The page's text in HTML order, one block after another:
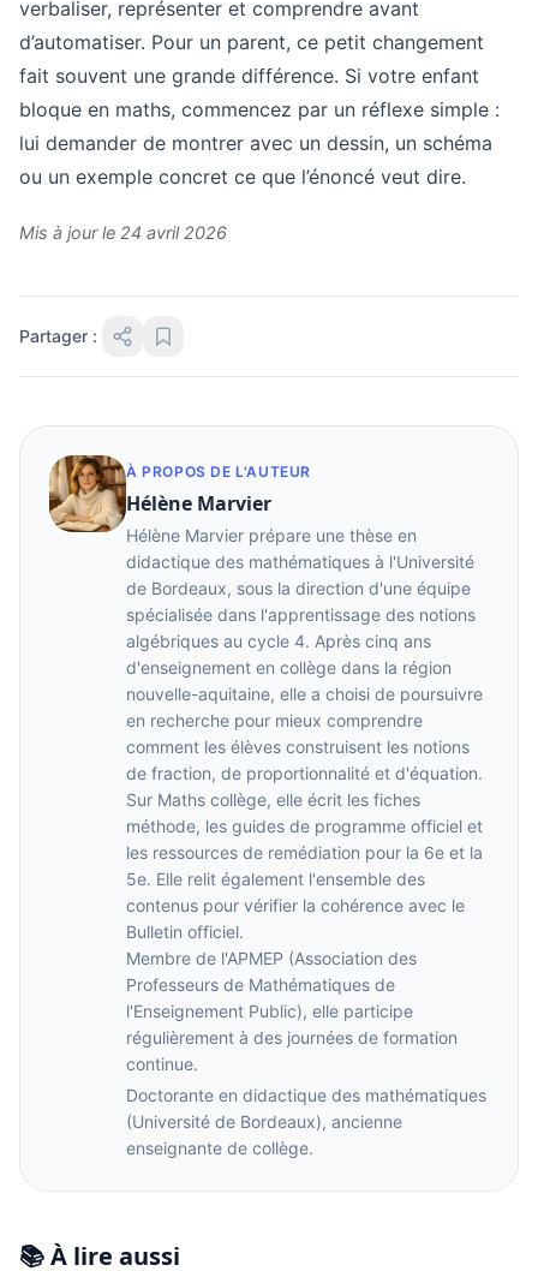
verbaliser, représenter et comprendre avant
d’automatiser. Pour un parent, ce petit changement
fait souvent une grande différence. Si votre enfant
bloque en maths, commencez par un réflexe simple :
lui demander de montrer avec un dessin, un schéma
ou un exemple concret ce que l’énoncé veut dire.
Mis à jour le 24 avril 2026
Partager :
À PROPOS DE L'AUTEUR
Hélène Marvier
Hélène Marvier prépare une thèse en
didactique des mathématiques à l'Université
de Bordeaux, sous la direction d'une équipe
spécialisée dans l'apprentissage des notions
algébriques au cycle 4. Après cinq ans
d'enseignement en collège dans la région
nouvelle-aquitaine, elle a choisi de poursuivre
en recherche pour mieux comprendre
comment les élèves construisent les notions
de fraction, de proportionnalité et d'équation.
Sur Maths collège, elle écrit les fiches
méthode, les guides de programme officiel et
les ressources de remédiation pour la 6e et la
5e. Elle relit également l'ensemble des
contenus pour vérifier la cohérence avec le
Bulletin officiel.
Membre de l'APMEP (Association des
Professeurs de Mathématiques de
l'Enseignement Public), elle participe
régulièrement à des journées de formation
continue.
Doctorante en didactique des mathématiques
(Université de Bordeaux), ancienne
enseignante de collège.
📚 À lire aussi